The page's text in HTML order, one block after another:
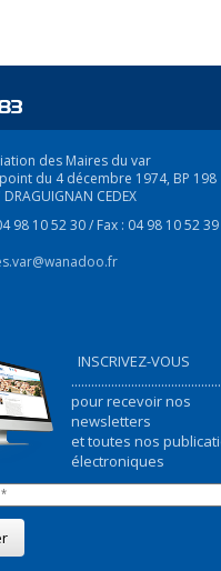
au mieux les réfugiés
des Maires du var
du 4 décembre 1974, BP 198
CEDEX
98 10 52 30 / Fax : 04 98 10 52 39
INSCRIVEZ-VOUS
pour recevoir nos
newsletters
et toutes nos
électroniques